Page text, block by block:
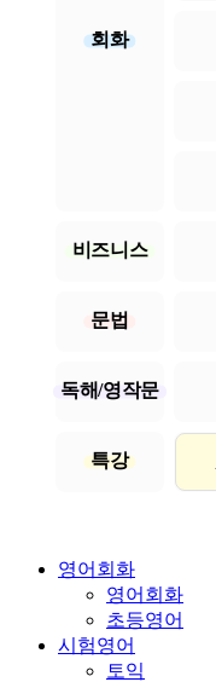
회화
비즈니스
문법
독해/영작문
특강
영어회화
영어회화
초등영어
시험영어
토익